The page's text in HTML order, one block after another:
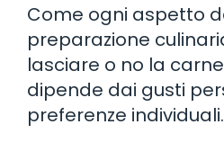
Come ogni aspetto
preparazione
lasciare o no la
dipende dai gusti
preferenze individuali.